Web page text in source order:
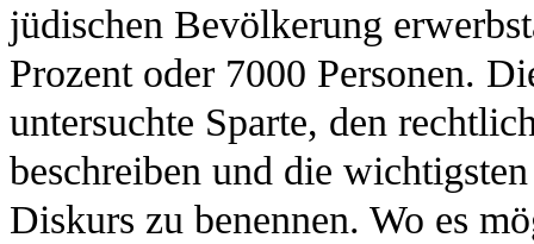
jüdischen Bevölkerung
Prozent oder 7000 Personen.
untersuchte Sparte, den
beschreiben und die
Diskurs zu benennen. Wo es